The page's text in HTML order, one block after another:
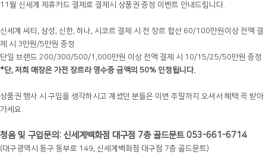
11월 신세계 제휴카드 결제로 결제시 상품권 증정 이벤트 안내드립니다.
신세계 씨티, 삼성, 신한, 하나, 시코르 결제 시 전 장르 합산 60/100만원이상 전액 결
제 시 3만원/5만원 증정
단일 브랜드 200/300/500/1,000만원 이상 전액 결제 시 10/15/25/50만원 증정
*단, 저희 매장은 가전 장르라 영수증 금액의 50% 인정됩니다.
상품권 행사 시 구입을 생각하시고 계셨던 분들은 이번 주말까지 오셔서 혜택 꼭 받아
가세요.
청음 및 구입문의: 신세계백화점 대구점 7층 골드문트 053-661-6714
(대구광역시 동구 동부로 149, 신세계백화점 대구점 7층 골드문트)